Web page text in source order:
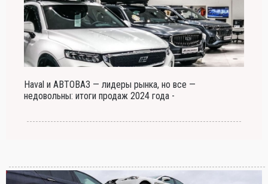
Haval и АВТОВАЗ — лидеры рынка, но все —
недовольны: итоги продаж 2024 года -